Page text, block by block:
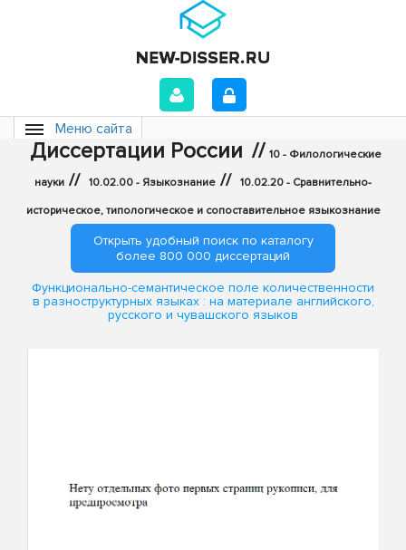
Меню сайта
Диссертации России // 10 - Филологические
науки // 10.02.00 - Языкознание // 10.02.20 - Сравнительно-
историческое, типологическое и сопоставительное языкознание
Открыть удобный поиск по каталогу
более 800 000 диссертаций
Функционально-семантическое поле количественности
в разноструктурных языках : на материале английского,
русского и чувашского языков